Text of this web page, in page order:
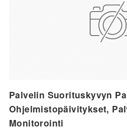
Palvelin Suorituskyvyn
Ohjelmistopäivitykset,
Monitorointi